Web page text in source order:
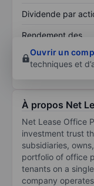
Dividende par
Rendement des
Ouvrir un
techniques et
À propos Net
Net Lease Office
investment trust
subsidiaries,
portfolio of office
tenants on a
company